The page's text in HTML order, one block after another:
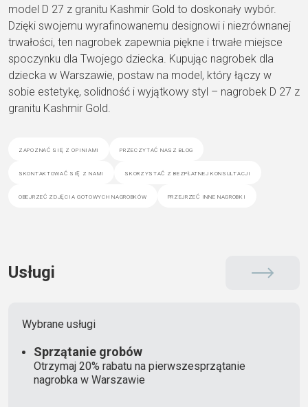
model D 27 z granitu Kashmir Gold to doskonały wybór.
Dzięki swojemu wyrafinowanemu designowi i niezrównanej
trwałości, ten nagrobek zapewnia piękne i trwałe miejsce
spoczynku dla Twojego dziecka. Kupując nagrobek dla
dziecka w Warszawie, postaw na model, który łączy w
sobie estetykę, solidność i wyjątkowy styl – nagrobek D 27 z
granitu Kashmir Gold.
zapoznać się z opiniami przeczytać nasz blog
skontaktować się z nami skorzystać z bezpłatnej konsultacji
obejrzeć zdjęcia gotowych nagrobków przejrzeć inne nagrobki
Usługi
Wybrane usługi
Sprzątanie grobów
Otrzymaj 20% rabatu na pierwszesprzątanie
nagrobka w Warszawie